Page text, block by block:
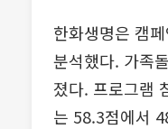
한화생명은 캠
분석했다. 가족
졌다. 프로그램
는 58.3점에서